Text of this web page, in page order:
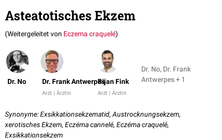
Asteatotisches Ekzem
(Weitergeleitet von Eczema craquelé)
Dr. No Dr. Frank Antwerpes
Arzt | Ärztin
Bijan Fink
Arzt | Ärztin
Dr. No, Dr. Frank
Antwerpes + 1
Synonyme: Exsikkationsekzematid, Austrocknungsekzem,
xerotisches Ekzem, Eczéma cannelé, Eczéma craquelé,
Exsikkationsekzem